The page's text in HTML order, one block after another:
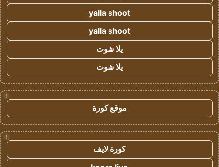
yalla shoot
yalla shoot
يلا شوت
يلا شوت
!
موقع كورة
!
كورة لايف